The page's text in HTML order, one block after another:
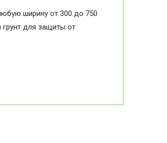
ширину от 300 до 750
грунт для защиты от